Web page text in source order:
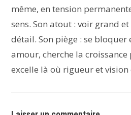
même, en tension
sens. Son atout : voir grand
détail. Son piège : se bloquer
amour, cherche la
excelle là où rigueur et